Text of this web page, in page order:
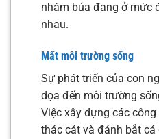
nhám búa đang ở mức
nhau.
Mất môi trường sống
Sự phát triển của con
dọa đến môi trường
Việc xây dựng các
thác cát và đánh bắt